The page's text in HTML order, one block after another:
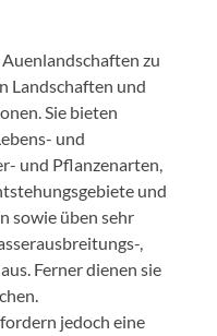
zu
Landschaften und
Sie bieten
und
und Pflanzenarten,
und
sowie üben sehr
,
Ferner dienen sie
jedoch eine